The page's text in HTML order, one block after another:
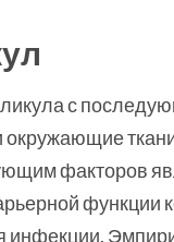
с
факторов
функции